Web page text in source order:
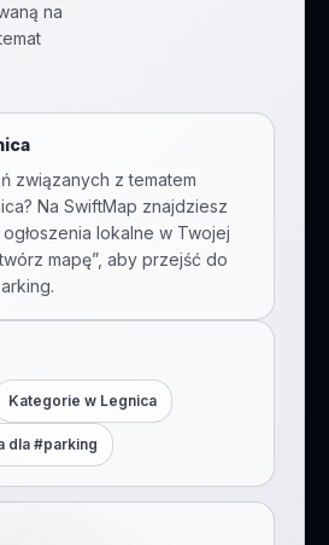
na
związanych z tematem
? Na SwiftMap znajdziesz
lokalne w Twojej
mapę”, aby przejść do
.
Kategorie w Legnica
dla #parking